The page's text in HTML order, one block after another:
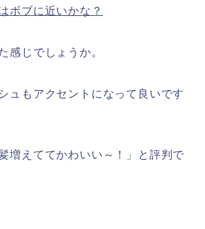
ボブに近いかな？
感じでしょうか。
ュもアクセントになって良いです
増えててかわいい～！」と評判で